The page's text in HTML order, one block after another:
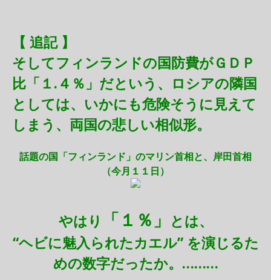
【 追記 】
そしてフィンランドの国防費がＧＤＰ
比「１.４％」だという、ロシアの隣国
としては、いかにも危険そうに見えて
しまう、両国の悲しい相似形。
話題の国「フィンランド」のマリン首相と、岸田首相
（今月１１日）
やはり 「１％」 とは、
“ヘビに魅入られたカエル” を演じるた
めの数字だったか。………